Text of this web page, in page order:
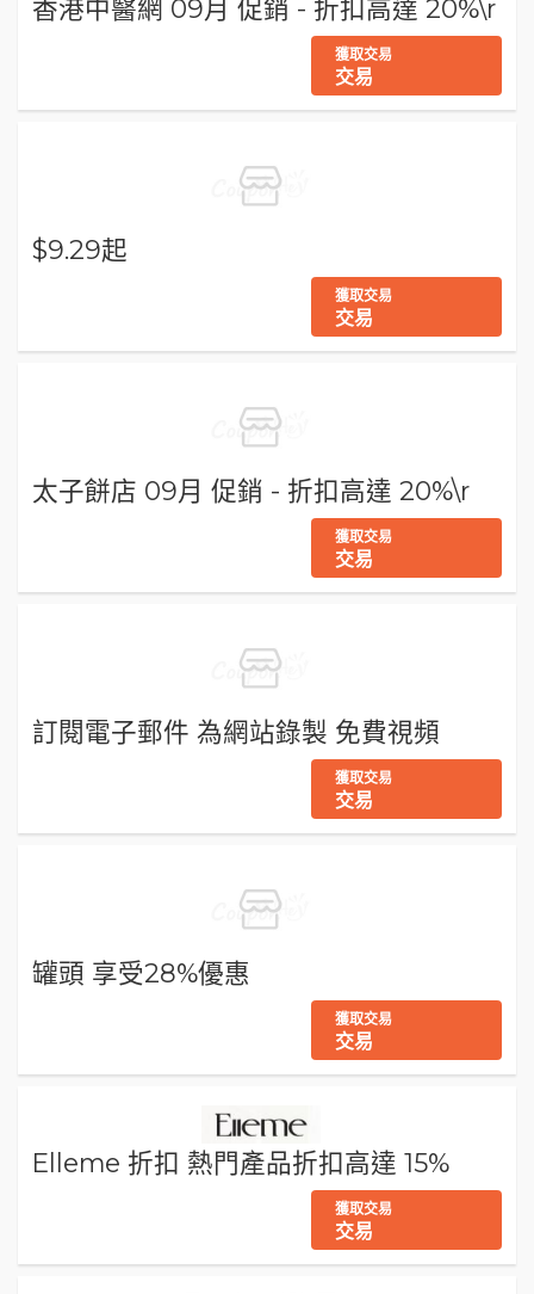
香港中醫網 09月 促銷 - 折扣高達 20%\r
獲取交易
交易
$9.29起
獲取交易
交易
太子餅店 09月 促銷 - 折扣高達 20%\r
獲取交易
交易
訂閱電子郵件 為網站錄製 免費視頻
獲取交易
交易
罐頭 享受28%優惠
獲取交易
交易
Elleme 折扣 熱門產品折扣高達 15%
獲取交易
交易